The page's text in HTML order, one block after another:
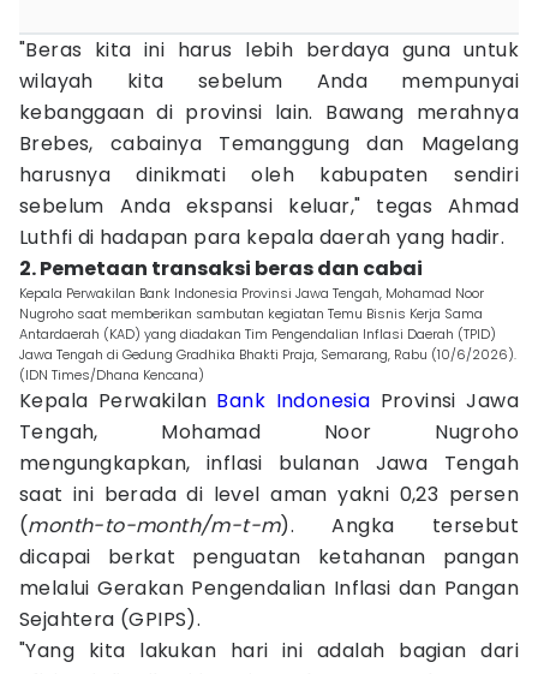
"Beras kita ini harus lebih berdaya guna untuk
wilayah kita sebelum Anda mempunyai
kebanggaan di provinsi lain. Bawang merahnya
Brebes, cabainya Temanggung dan Magelang
harusnya dinikmati oleh kabupaten sendiri
sebelum Anda ekspansi keluar," tegas Ahmad
Luthfi di hadapan para kepala daerah yang hadir.
2. Pemetaan transaksi beras dan cabai
Kepala Perwakilan Bank Indonesia Provinsi Jawa Tengah, Mohamad Noor
Nugroho saat memberikan sambutan kegiatan Temu Bisnis Kerja Sama
Antardaerah (KAD) yang diadakan Tim Pengendalian Inflasi Daerah (TPID)
Jawa Tengah di Gedung Gradhika Bhakti Praja, Semarang, Rabu (10/6/2026).
(IDN Times/Dhana Kencana)
Kepala Perwakilan Bank Indonesia Provinsi Jawa
Tengah, Mohamad Noor Nugroho
mengungkapkan, inflasi bulanan Jawa Tengah
saat ini berada di level aman yakni 0,23 persen
(month-to-month/m-t-m). Angka tersebut
dicapai berkat penguatan ketahanan pangan
melalui Gerakan Pengendalian Inflasi dan Pangan
Sejahtera (GPIPS).
"Yang kita lakukan hari ini adalah bagian dari